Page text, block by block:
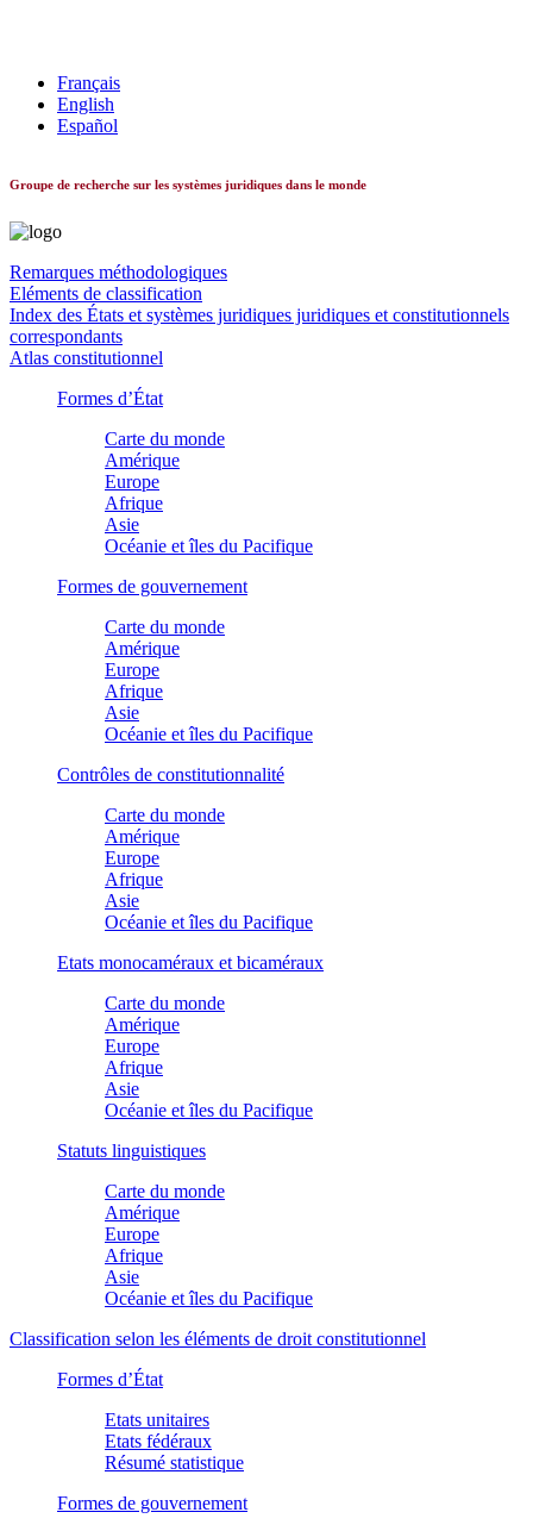
Français
English
Español
Groupe de recherche sur les systèmes juridiques dans le monde
Remarques méthodologiques
Eléments de classification
Index des États et systèmes juridiques juridiques et constitutionnels
correspondants
Atlas constitutionnel
Formes d’État
Carte du monde
Amérique
Europe
Afrique
Asie
Océanie et îles du Pacifique
Formes de gouvernement
Carte du monde
Amérique
Europe
Afrique
Asie
Océanie et îles du Pacifique
Contrôles de constitutionnalité
Carte du monde
Amérique
Europe
Afrique
Asie
Océanie et îles du Pacifique
Etats monocaméraux et bicaméraux
Carte du monde
Amérique
Europe
Afrique
Asie
Océanie et îles du Pacifique
Statuts linguistiques
Carte du monde
Amérique
Europe
Afrique
Asie
Océanie et îles du Pacifique
Classification selon les éléments de droit constitutionnel
Formes d’État
Etats unitaires
Etats fédéraux
Résumé statistique
Formes de gouvernement